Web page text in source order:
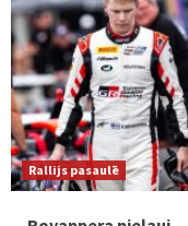
Rallijs pasaulē